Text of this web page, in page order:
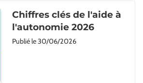
Chiffres clés de l'aide à
l'autonomie 2026
Publié le30/06/2026